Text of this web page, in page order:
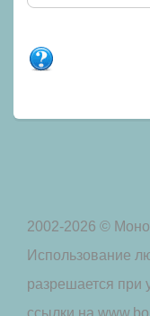
2002-2026 ©
Использование
разрешается при